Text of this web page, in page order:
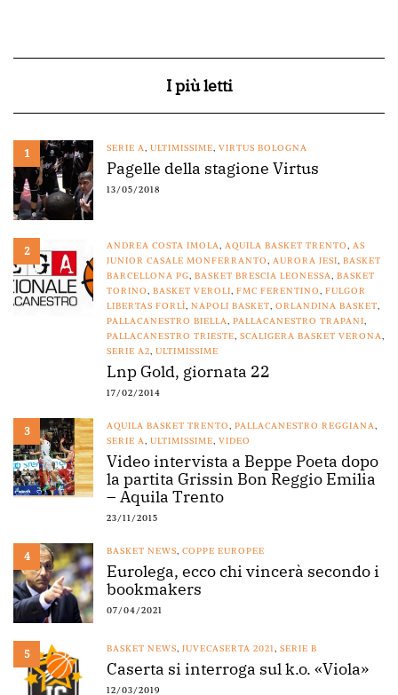
I più letti
1 SERIE A ULTIMISSIME VIRTUS BOLOGNA
Pagelle della stagione Virtus
13/05/2018
2 ANDREA COSTA IMOLA AQUILA BASKET TRENTO
AS
JUNIOR CASALE MONFERRANTO
AURORA JESI BASKET
BARCELLONA PG BASKET BRESCIA LEONESSA
BASKET
TORINO
BASKET VEROLI FMC FERENTINO
FULGOR
LIBERTAS FORLÌ NAPOLI BASKET ORLANDINA BASKET
PALLACANESTRO BIELLA
PALLACANESTRO TRAPANI
PALLACANESTRO TRIESTE SCALIGERA BASKET VERONA
SERIE A2 ULTIMISSIME
Lnp Gold, giornata 22
17/02/2014
3 AQUILA BASKET TRENTO PALLACANESTRO REGGIANA
SERIE A
ULTIMISSIME VIDEO
Video intervista a Beppe Poeta dopo
la partita Grissin Bon Reggio Emilia
– Aquila Trento
23/11/2015
4 BASKET NEWS COPPE EUROPEE
Eurolega, ecco chi vincerà secondo i
bookmakers
07/04/2021
5 BASKET NEWS JUVECASERTA 2021 SERIE B
Caserta si interroga sul k.o. «Viola»
12/03/2019